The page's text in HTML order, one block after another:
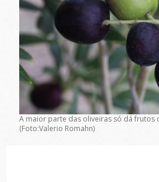
A maior parte das oliveiras só dá frutos
(Foto:Valerio Romahn)